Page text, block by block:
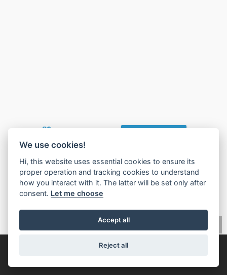
🧡
© 2026,
We use cookies!
Hi, this website uses essential cookies to ensure its
proper operation and tracking cookies to understand
how you interact with it. The latter will be set only after
consent. Let me choose
Accept all
Reject all